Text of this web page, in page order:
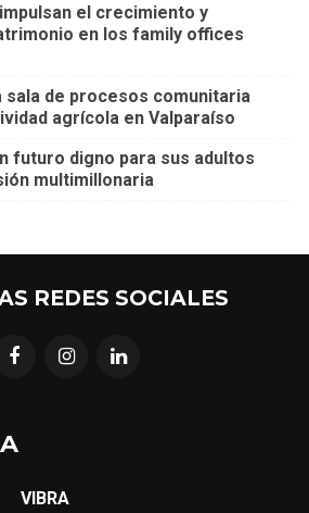
el crecimiento y
en los family offices
sala de procesos comunitaria
agrícola en Valparaíso
futuro digno para sus adultos
multimillonaria
REDES SOCIALES
VIBRA